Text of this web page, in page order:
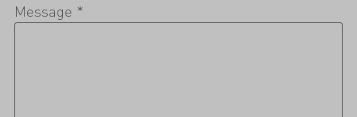
Message *